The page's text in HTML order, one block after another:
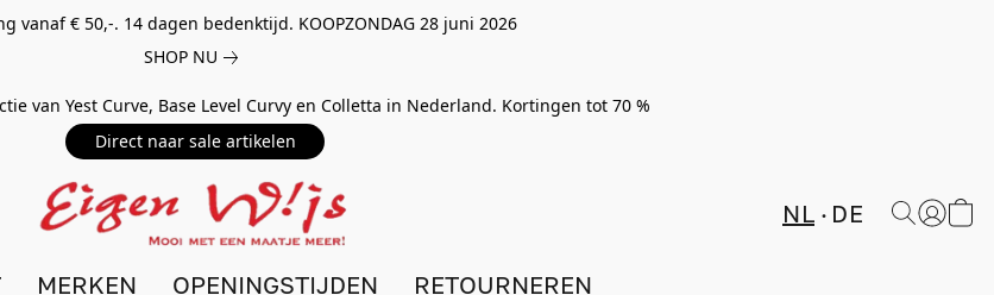
vanaf € 50,-. 14 dagen bedenktijd. KOOPZONDAG 28 juni 2026
SHOP NU
van Yest Curve, Base Level Curvy en Colletta in Nederland. Kortingen tot 70 %
Direct naar sale artikelen
NL DE
MERKEN OPENINGSTIJDEN RETOURNEREN